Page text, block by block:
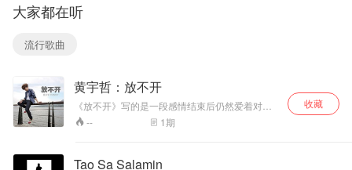
career in music
and no one could
ever stop me to
put me into a
behind as long as
I want to live.
我踏出了梦想的第
一步，希望能透过
这张专辑，告诉大
家，不管现在是甚
努力的追求梦想，
作出更好的音乐。
《我回来了》这首
歌就是书彦往返数
大家都在听
流行歌曲
黄宇哲：放不开
《放不开》写的是一段感情结束后仍然爱着对
方，以便说是过了多长时间还是放不开。但是在
每一段感情结束之后，就算我们多么放不开对
-- 1期
收藏
Tao Sa Salamin